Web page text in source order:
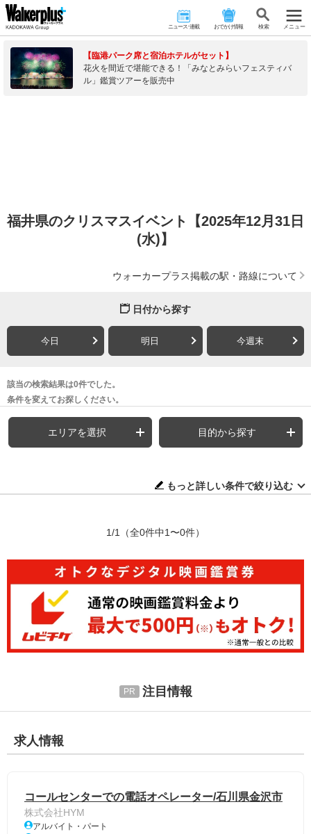
ニュース･連載 おでかけ情報 検 索 メニュー
【臨港パーク席と宿泊ホテルがセット】
花火を間近で堪能できる！「みなとみらいフェスティバ
ル」鑑賞ツアーを販売中
福井県のクリスマスイベント【2025年12月31日
(水)】
ウォーカープラス掲載の駅・路線について
日付から探す
今日 明日 今週末
該当の検索結果は0件でした。
条件を変えてお探しください。
エリアを選択 目的から探す
もっと詳しい条件で絞り込む
1/1 （全0件中1〜0件）
注目情報
求人情報
コールセンターでの電話オペレーター/石川県金沢市
株式会社HYM
アルバイト・パート